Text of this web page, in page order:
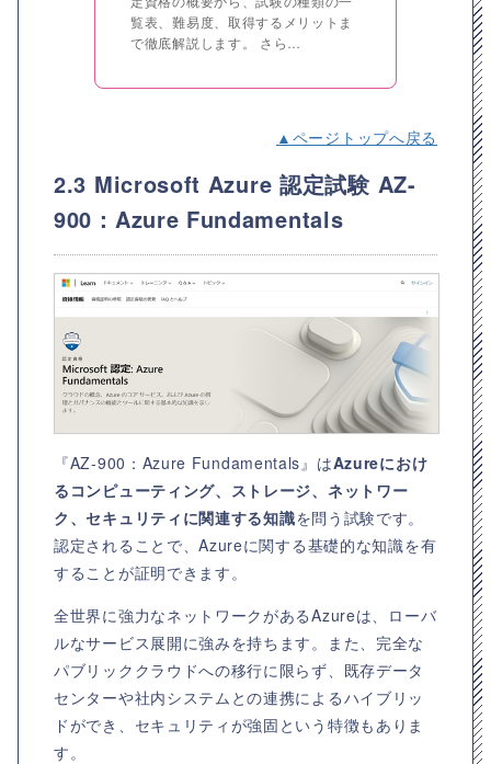
覧表、難易度、取得するメリットま
で徹底解説します。 さら…
▲ページトップへ戻る
2.3 Microsoft Azure 認定試験 AZ-
900：Azure Fundamentals
『AZ-900：Azure Fundamentals』はAzureにおけ
るコンピューティング、ストレージ、ネットワー
ク、セキュリティに関連する知識を問う試験です。
認定されることで、Azureに関する基礎的な知識を有
することが証明できます。
全世界に強力なネットワークがあるAzureは、ローバ
ルなサービス展開に強みを持ちます。また、完全な
パブリッククラウドへの移行に限らず、既存データ
センターや社内システムとの連携によるハイブリッ
ドができ、セキュリティが強固という特徴もありま
す。